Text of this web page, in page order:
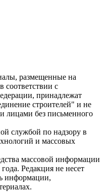
размещенные на
соответствии с
принадлежат
строителей" и не
лицами без письменного
службой по надзору в
и массовых
массовой информации
Редакция не несет
информации,